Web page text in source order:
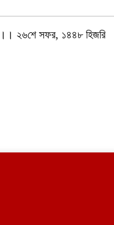
।। ২৬শে সফর, ১৪৪৮ হিজরি